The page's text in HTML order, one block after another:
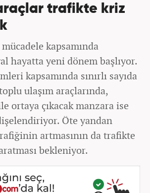
trafikte kriz
kapsamında
hayatta yeni dönem başlıyor.
kapsamında sınırlı sayıda
ulaşım araçlarında,
ortaya çıkacak manzara ise
Öte yandan
artmasının da trafikte
bekleniyor.